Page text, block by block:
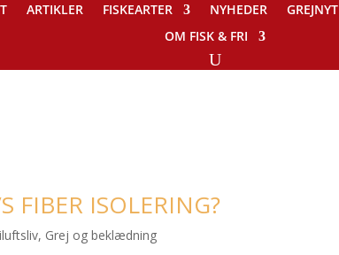
ARTIKLER FISKEARTER NYHEDER GREJNYT
OM FISK & FRI
FIBER ISOLERING?
, Grej og beklædning